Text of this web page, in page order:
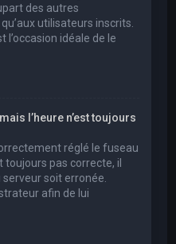
des autres
utilisateurs inscrits.
l’occasion idéale de le
l’heure n’est toujours
réglé le fuseau
toujours pas correcte, il
soit erronée.
afin de lui